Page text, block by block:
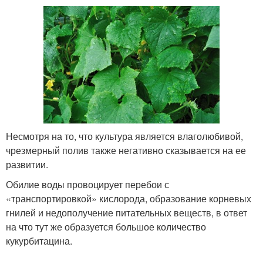
Несмотря на то, что культура является влаголюбивой,
чрезмерный полив также негативно сказывается на ее
развитии.
Обилие воды провоцирует перебои с
«транспортировкой» кислорода, образование корневых
гнилей и недополучение питательных веществ, в ответ
на что тут же образуется большое количество
кукурбитацина.